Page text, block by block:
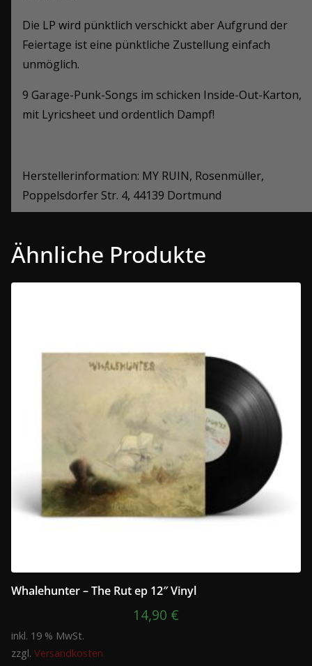
Die LP wird pünktlich verschickt aber Aufgrund der
Feiertage ist eine pünktliche Zustellung einfach
unmöglich.
9 Garage-Punk-Songs im schicken Inside-Out-Karton,
mit Lyricsheet und ordentlich Dampf!
Herstellerinformation: MY RUIN, Rosenmüller,
Poppelsdorfer Str. 4, 44139 Dortmund
Ähnliche Produkte
Whalehunter – The Rut ep 12″ Vinyl
14,90 €
inkl. 19 % MwSt.
zzgl. Versandkosten